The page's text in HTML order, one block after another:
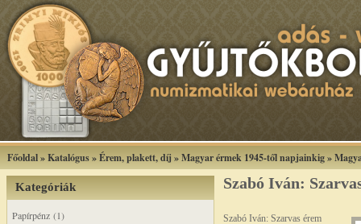
Főoldal»Katalógus»Érem, plakett, díj »Magyar érmek 1945-től napjainkig»
Kategóriák
Papírpénz (1)
Szabó Iván:
Szabó Iván: Szarvas érem